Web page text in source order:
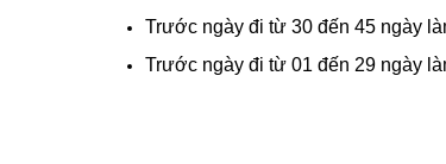
Trước ngày đi từ 30 đến 45 ngày
Trước ngày đi từ 01 đến 29 ngày